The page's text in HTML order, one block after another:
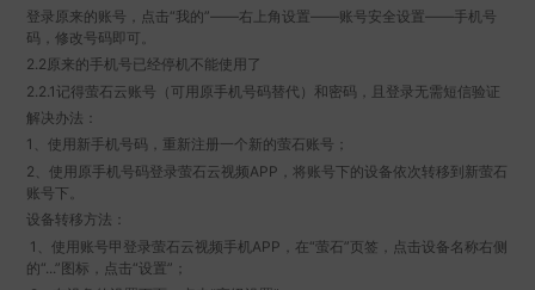
登录原来的账号，点击“我的”——右上角设置——账号安全设置——手机号
码，修改号码即可。
2.2原来的手机号已经停机不能使用了
2.2.1记得萤石云账号（可用原手机号码替代）和密码，且登录无需短信验证
解决办法：
1、使用新手机号码，重新注册一个新的萤石账号；
2、使用原手机号码登录萤石云视频APP，将账号下的设备依次转移到新萤石
账号下。
设备转移方法：
1、使用账号甲登录萤石云视频手机APP，在“萤石”页签，点击设备名称右侧
的“...”图标，点击“设置”；